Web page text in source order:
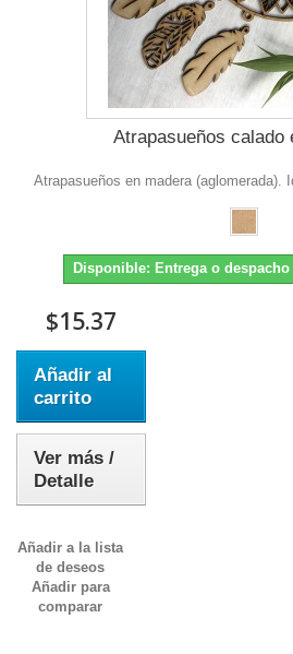
Atrapasueños calado
Atrapasueños en madera (aglomerada).
Disponible: Entrega o
$15.37
Añadir al
carrito
Ver más /
Detalle
Añadir a la lista
de deseos
Añadir para
comparar